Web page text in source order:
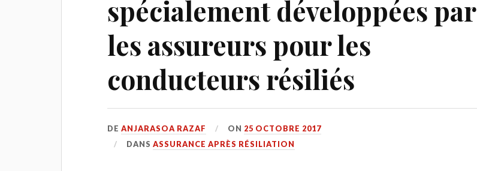
spécialement développées par
les assureurs pour les
conducteurs résiliés
DEANJARASOA RAZAF ON 25 OCTOBRE 2017
DANSASSURANCE APRÈS RÉSILIATION